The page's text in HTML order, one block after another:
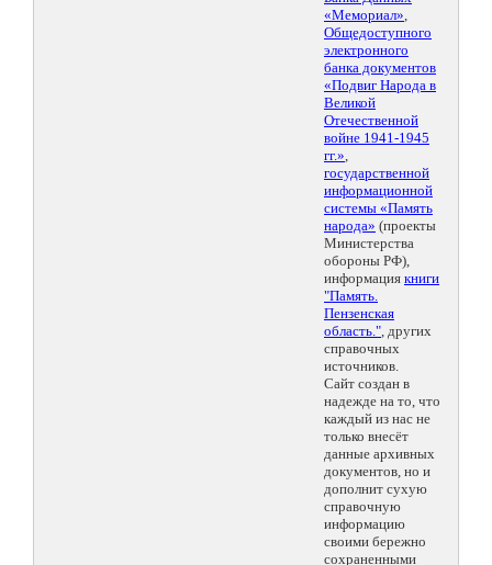
«Мемориал»,
Общедоступного
электронного
банка документов
«Подвиг Народа в
Великой
Отечественной
войне 1941-1945
гг.»,
государственной
информационной
системы «Память
народа» (проекты
Министерства
обороны РФ),
информация книги
"Память.
Пензенская
область.", других
справочных
источников.
Сайт создан в
надежде на то, что
каждый из нас не
только внесёт
данные архивных
документов, но и
дополнит сухую
справочную
информацию
своими бережно
сохраненными